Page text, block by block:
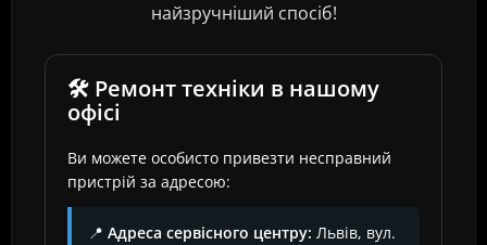
найзручніший спосіб!
🛠️ Ремонт техніки в нашому
офісі
Ви можете особисто привезти несправний
пристрій за адресою:
📍 Адреса сервісного центру: Львів, вул.